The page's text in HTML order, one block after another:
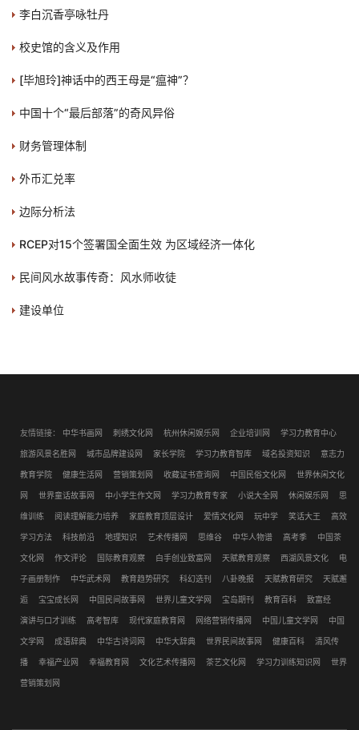
李白沉香亭咏牡丹
校史馆的含义及作用
[毕旭玲]神话中的西王母是“瘟神”？
中国十个“最后部落”的奇风异俗
财务管理体制
外币汇兑率
边际分析法
RCEP对15个签署国全面生效 为区域经济一体化
民间风水故事传奇：风水师收徒
建设单位
友情链接： 中华书画网 刺绣文化网 杭州休闲娱乐网 企业培训网 学习力教育中心
旅游风景名胜网 城市品牌建设网 家长学院 学习力教育智库 域名投资知识 意志力
教育学院 健康生活网 营销策划网 收藏证书查询网 中国民俗文化网 世界休闲文化
网 世界童话故事网 中小学生作文网 学习力教育专家 小说大全网 休闲娱乐网 思
维训练 阅读理解能力培养 家庭教育顶层设计 爱情文化网 玩中学 笑话大王 高效
学习方法 科技前沿 地理知识 艺术传播网 思维谷 中华人物谱 高考季 中国茶
文化网 作文评论 国际教育观察 白手创业致富网 天赋教育观察 西湖风景文化 电
子画册制作 中华武术网 教育趋势研究 科幻选刊 八卦晚报 天赋教育研究 天赋邂
逅 宝宝成长网 中国民间故事网 世界儿童文学网 宝岛期刊 教育百科 致富经
演讲与口才训练 高考智库 现代家庭教育网 网络营销传播网 中国儿童文学网 中国
文学网 成语辞典 中华古诗词网 中华大辞典 世界民间故事网 健康百科 清风传
播 幸福产业网 幸福教育网 文化艺术传播网 茶艺文化网 学习力训练知识网 世界
营销策划网